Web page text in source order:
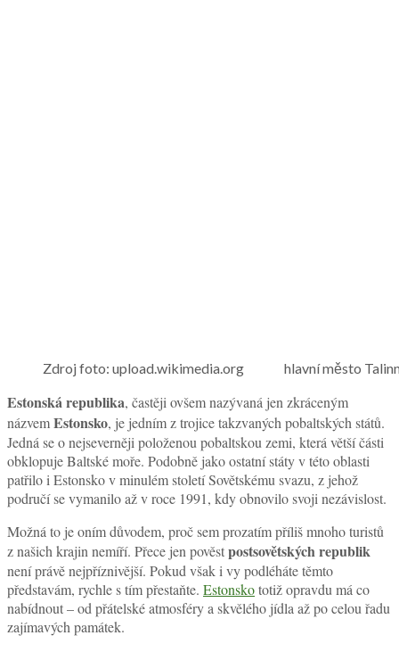
Zdroj foto: upload.wikimedia.org hlavní město
Estonská republika, častěji ovšem nazývaná jen zkráceným
názvemEstonsko, je jedním z trojice takzvaných pobaltských států.
Jedná se o nejseverněji položenou pobaltskou zemi, která větší části
obklopuje Baltské moře. Podobně jako ostatní státy v této oblasti
patřilo i Estonsko v minulém století Sovětskému svazu, z jehož
područí se vymanilo až v roce 1991, kdy obnovilo svoji nezávislost.
Možná to je oním důvodem, proč sem prozatím příliš mnoho turistů
z našich krajin nemíří. Přece jen pověstpostsovětských republik
není právě nejpříznivější. Pokud však i vy podléháte těmto
představám, rychle s tím přestaňte. Estonskototiž opravdu má co
nabídnout – od přátelské atmosféry a skvělého jídla až po celou řadu
zajímavých památek.